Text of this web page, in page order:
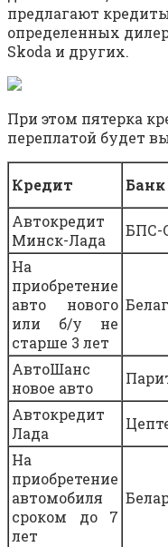
предлагают
определенных
Skoda и других.
При этом пятерка
переплатой будет
Кредит Банк
Автокредит
Минск-Лада
БПС-
На
приобретение
авто нового
или б/у не
старше 3 лет
АвтоШанс
новое авто
Автокредит
Лада
На
приобретение
автомобиля
сроком до 7
лет